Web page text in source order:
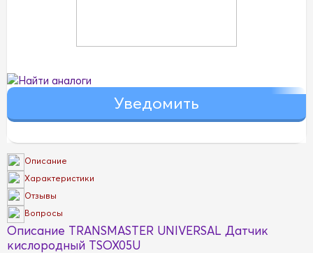
Найти аналоги
Описание
Характеристики
Отзывы
Вопросы
Описание TRANSMASTER UNIVERSAL Датчик
кислородный TSOX05U